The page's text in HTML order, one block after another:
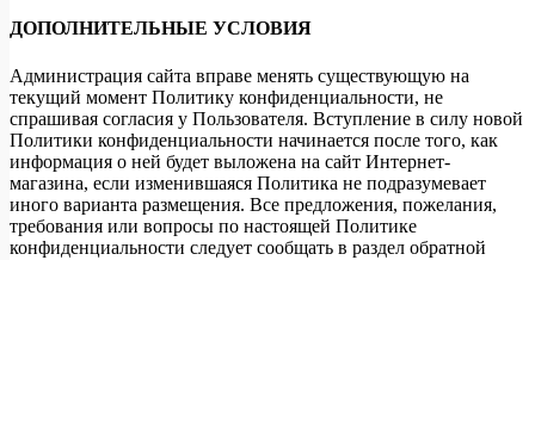
ДОПОЛНИТЕЛЬНЫЕ УСЛОВИЯ
Администрация сайта вправе менять существующую на
текущий момент Политику конфиденциальности, не
спрашивая согласия у Пользователя. Вступление в силу новой
Политики конфиденциальности начинается после того, как
информация о ней будет выложена на сайт Интернет-
магазина, если изменившаяся Политика не подразумевает
иного варианта размещения. Все предложения, пожелания,
требования или вопросы по настоящей Политике
конфиденциальности следует сообщать в раздел обратной